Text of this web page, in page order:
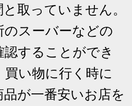
取っていません。
スーバーなどの
することができ
買い物に行く時に
が一番安いお店を